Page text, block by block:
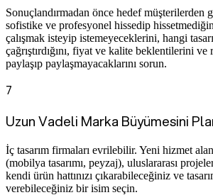
Sonuçlandırmadan önce hedef müşterilerden
sofistike ve profesyonel hissedip
çalışmak isteyip istemeyeceklerini, hangi
çağrıştırdığını, fiyat ve kalite beklentilerini ve
paylaşıp paylaşmayacaklarını sorun.
7
Uzun Vadeli Marka Büyümesini
İç tasarım firmaları evrilebilir. Yeni hizmet
(mobilya tasarımı, peyzaj), uluslararası
kendi ürün hattınızı çıkarabileceğiniz ve
verebileceğiniz bir isim seçin.